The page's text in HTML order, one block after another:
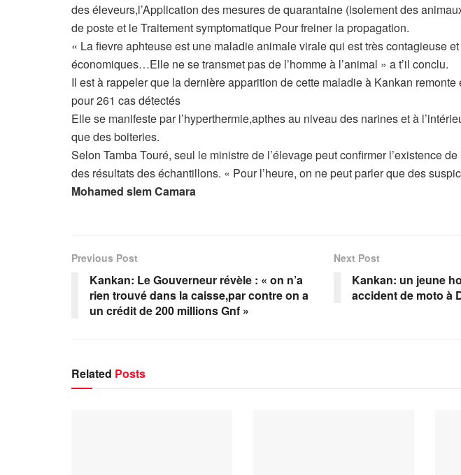
des éleveurs,l’Application des mesures de quarantaine (isolement des
de poste et le Traitement symptomatique Pour freiner la propagation.
« La fievre aphteuse est une maladie animale virale qui est très contagieuse
économiques…Elle ne se transmet pas de l’homme à l’animal » a t’il conclu.
Il est à rappeler que la dernière apparition de cette maladie à Kankan
pour 261 cas détectés
Elle se manifeste par l’hyperthermie,apthes au niveau des narines et à
que des boiteries.
Selon Tamba Touré, seul le ministre de l’élevage peut confirmer l’existence
des résultats des échantillons. « Pour l’heure, on ne peut parler que des
Mohamed slem Camara
Previous Post
Kankan: Le Gouverneur révèle : « on n’a
rien trouvé dans la caisse,par contre on a
un crédit de 200 millions Gnf »
Next Post
Kankan: un jeune
accident de moto à
Related Posts